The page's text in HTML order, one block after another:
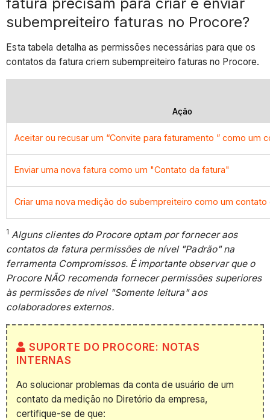
subempreiteiro faturas no Procore?
Esta tabela detalha as permissões necessárias para que os
contatos da fatura criem subempreiteiro faturas no Procore.
Ação
Aceitar ou recusar um “Convite para faturamento ” como um
Enviar uma nova fatura como um "Contato da fatura"
Criar uma nova medição do subempreiteiro como um contato
1 Alguns clientes do Procore optam por fornecer aos
contatos da fatura permissões de nível "Padrão" na
ferramenta Compromissos. É importante observar que o
Procore NÃO recomenda fornecer permissões superiores
às permissões de nível "Somente leitura" aos
colaboradores externos.
SUPORTE DO PROCORE: NOTAS
INTERNAS
Ao solucionar problemas da conta de usuário de um
contato da medição no Diretório da empresa,
certifique-se de que: